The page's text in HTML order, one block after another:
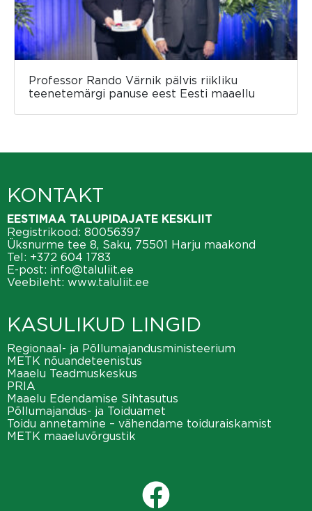
Professor Rando Värnik pälvis riikliku
teenetemärgi panuse eest Eesti maaellu
KONTAKT
EESTIMAA TALUPIDAJATE KESKLIIT
Registrikood: 80056397
Üksnurme tee 8, Saku, 75501 Harju maakond
Tel: +372 604 1783
E-post: info@taluliit.ee
Veebileht: www.taluliit.ee
KASULIKUD LINGID
Regionaal- ja Põllumajandusministeerium
METK nõuandeteenistus
Maaelu Teadmuskeskus
PRIA
Maaelu Edendamise Sihtasutus
Põllumajandus- ja Toiduamet
Toidu annetamine – vähendame toiduraiskamist
METK maaeluvõrgustik